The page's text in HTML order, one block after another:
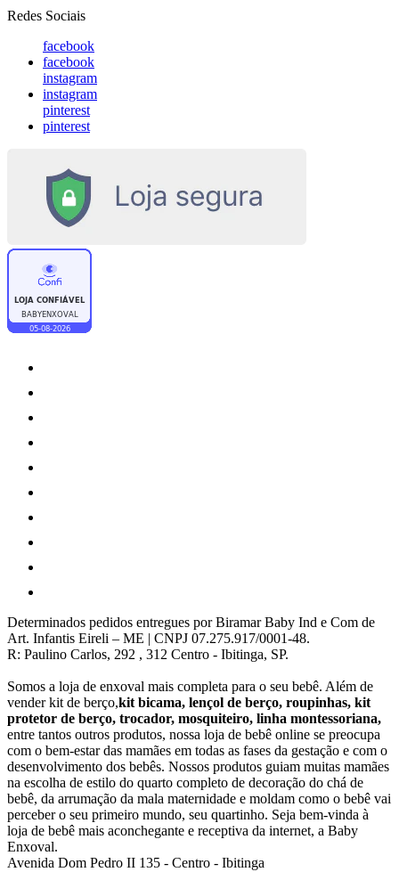
Redes Sociais
facebook
facebook
instagram
instagram
pinterest
pinterest
Determinados pedidos entregues por Biramar Baby Ind e Com de
Art. Infantis Eireli – ME | CNPJ 07.275.917/0001-48.
R: Paulino Carlos, 292 , 312 Centro - Ibitinga, SP.
Somos a loja de enxoval mais completa para o seu bebê. Além de
vender kit de berço,kit bicama, lençol de berço, roupinhas, kit
protetor de berço, trocador, mosquiteiro, linha montessoriana,
entre tantos outros produtos, nossa loja de bebê online se preocupa
com o bem-estar das mamães em todas as fases da gestação e com o
desenvolvimento dos bebês. Nossos produtos guiam muitas mamães
na escolha de estilo do quarto completo de decoração do chá de
bebê, da arrumação da mala maternidade e moldam como o bebê vai
perceber o seu primeiro mundo, seu quartinho. Seja bem-vinda à
loja de bebê mais aconchegante e receptiva da internet, a Baby
Enxoval.
Avenida Dom Pedro II 135 - Centro - Ibitinga